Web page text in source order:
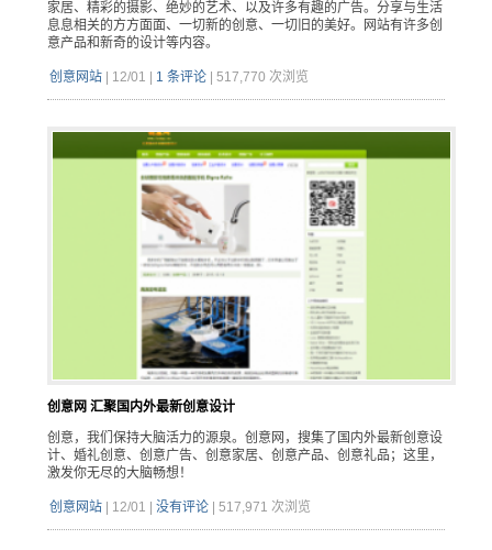
家居、精彩的摄影、绝妙的艺术、以及许多有趣的广告。分享与生活
息息相关的方方面面、一切新的创意、一切旧的美好。网站有许多创
意产品和新奇的设计等内容。
创意网站| 12/01 | 1 条评论| 517,770 次浏览
创意网 汇聚国内外最新创意设计
创意，我们保持大脑活力的源泉。创意网，搜集了国内外最新创意设
计、婚礼创意、创意广告、创意家居、创意产品、创意礼品；这里，
激发你无尽的大脑畅想！
创意网站| 12/01 没有评论| 517,971 次浏览